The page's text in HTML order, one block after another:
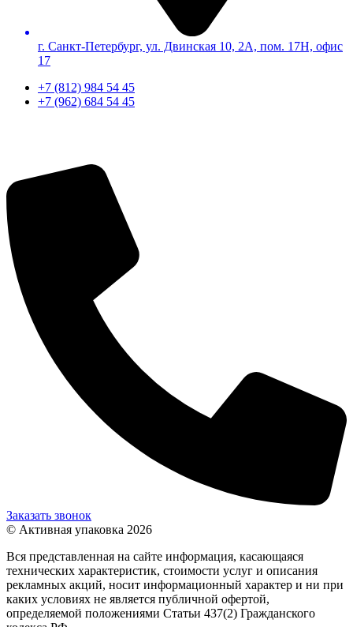
г. Санкт-Петербург, ул. Двинская 10, 2А, пом. 17Н, офис
17
+7 (812) 984 54 45
+7 (962) 684 54 45
Заказать звонок
© Активная упаковка 2026
Вся представленная на сайте информация, касающаяся
технических характеристик, стоимости услуг и описания
рекламных акций, носит информационный характер и ни при
каких условиях не является публичной офертой,
определяемой положениями Статьи 437(2) Гражданского